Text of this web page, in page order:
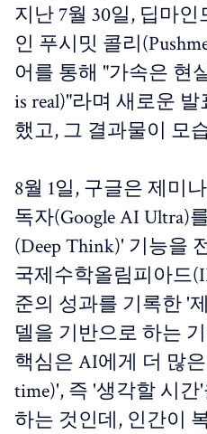
지난 7월 30일, 딥마
인 푸시밋 콜리
어를 통해 "가속은 현
is real)"라며 새로운
했고, 그 결과물이 모
8월 1일, 구글은 제미
독자(Google AI Ultra)
(Deep Think)' 기능을
국제수학올림피아드
준의 성과를 기록한 '
델을 기반으로 하는
핵심은 AI에게 더 많
time)', 즉 '생각할 시
하는 것인데, 인간이